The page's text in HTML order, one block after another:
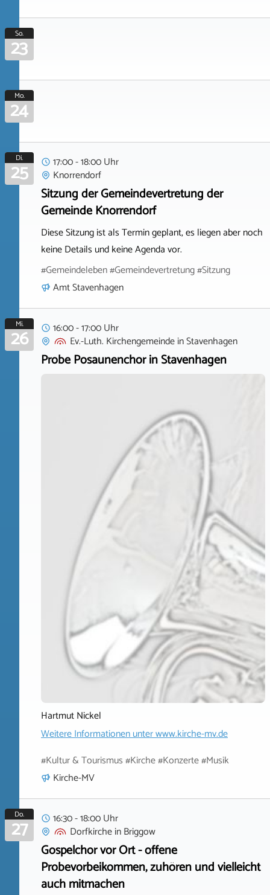
So.
23
Mo.
24
Di.
25
17:00 - 18:00 Uhr
Knorrendorf
Sitzung der Gemeindevertretung der
Gemeinde Knorrendorf
Diese Sitzung ist als Termin geplant, es liegen aber noch
keine Details und keine Agenda vor.
#Gemeindeleben #Gemeindevertretung #Sitzung
Amt Stavenhagen
Mi.
26
16:00 - 17:00 Uhr
Ev.-Luth. KirchengemeindeinStavenhagen
Probe Posaunenchor in Stavenhagen
Hartmut Nickel
Weitere Informationen unterwww.kirche-mv.de
#Kultur & Tourismus #Kirche #Konzerte #Musik
Kirche-MV
Do.
27
16:30 - 18:00 Uhr
DorfkircheinBriggow
Gospelchor vor Ort - offene
Probevorbeikommen, zuhören und vielleicht
auch mitmachen